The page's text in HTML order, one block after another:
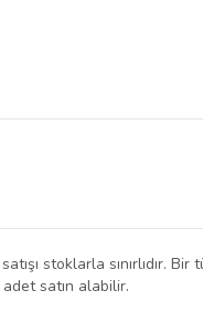
stoklarla sınırlıdır.
satın alabilir.